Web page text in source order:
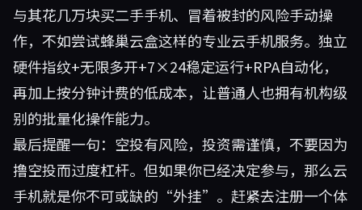
与其花几万块买二手手机、冒着被封的风险手动操
作，不如尝试蜂巢云盒这样的专业云手机服务。独立
硬件指纹+无限多开+7×24稳定运行+RPA自动化，
再加上按分钟计费的低成本，让普通人也拥有机构级
别的批量化操作能力。
最后提醒一句：空投有风险，投资需谨慎，不要因为
撸空投而过度杠杆。但如果你已经决定参与，那么云
手机就是你不可或缺的“外挂”。赶紧去注册一个体